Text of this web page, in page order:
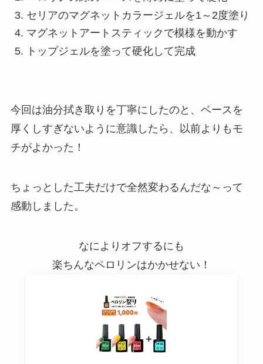
セリアのマグネットカラージェルを1～2度塗り
マグネットアートスティックで模様を動かす
トップジェルを塗って硬化して完成
今回は油分拭き取りを丁寧にしたのと、ベースを
厚くしすぎないように意識したら、以前よりもモ
チがよかった！
ちょっとした工夫だけで全然変わるんだな～って
感動しました。
なによりオフするにも
楽ちんなペロリンはかかせない！